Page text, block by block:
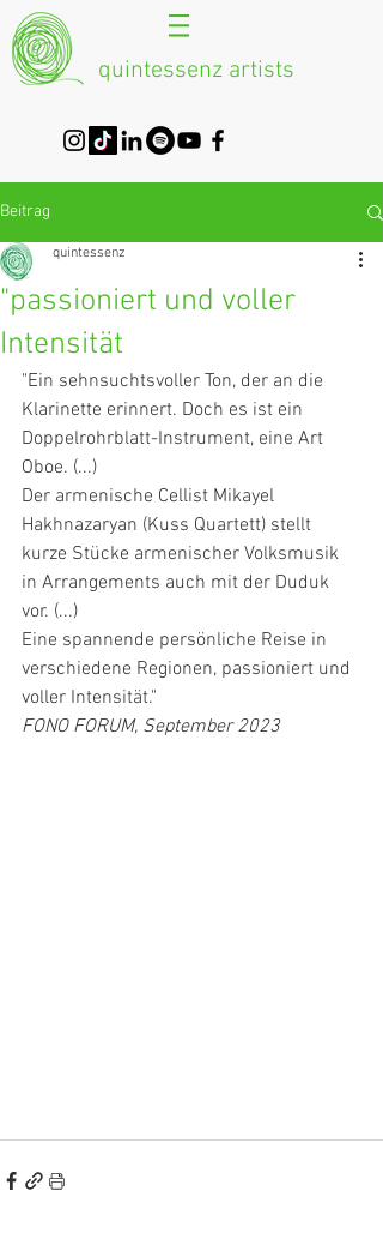
quintessenz artists
Beitrag
"passioniert und voller
Intensität
quintessenz
"Ein sehnsuchtsvoller Ton, der an die
Klarinette erinnert. Doch es ist ein
Doppelrohrblatt-Instrument, eine Art
Oboe. (...)
Der armenische Cellist Mikayel
Hakhnazaryan (Kuss Quartett) stellt
kurze Stücke armenischer Volksmusik
in Arrangements auch mit der Duduk
vor. (...)
Eine spannende persönliche Reise in
verschiedene Regionen, passioniert und
voller Intensität."
FONO FORUM, September 2023